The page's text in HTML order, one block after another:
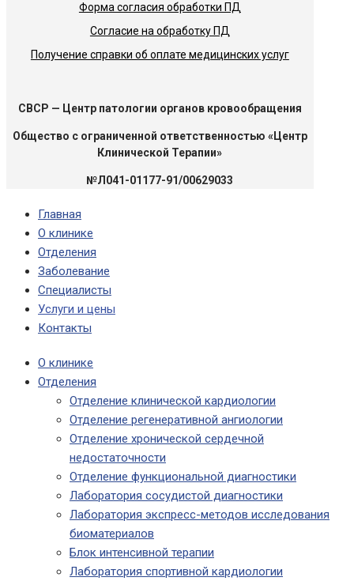
Форма согласия обработки ПД
Согласие на обработку ПД
Получение справки об оплате медицинских услуг
CBCP — Центр патологии органов кровообращения
Общество с ограниченной ответственностью «Центр
Клинической Терапии»
№Л041-01177-91/00629033
Главная
О клинике
Отделения
Заболевание
Специалисты
Услуги и цены
Контакты
О клинике
Отделения
Отделение клинической кардиологии
Отделение регенеративной ангиологии
Отделение хронической сердечной
недостаточности
Отделение функциональной диагностики
Лаборатория сосудистой диагностики
Лаборатория экспресс-методов исследования
биоматериалов
Блок интенсивной терапии
Лаборатория спортивной кардиологии